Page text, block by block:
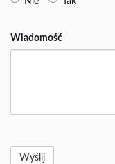
Wiadomość